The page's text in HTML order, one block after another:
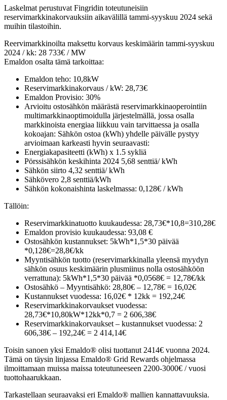
Laskelmat perustuvat Fingridin toteutuneisiin
reservimarkkinakorvauksiin aikavälillä tammi-syyskuu 2024 sekä
muihin tilastoihin.
Reervimarkkinoilta maksettu korvaus keskimäärin tammi-syyskuu
2024 / kk: 28 733€ / MW
Emaldon osalta tämä tarkoittaa:
Emaldon teho: 10,8kW
Reservimarkkinakorvaus / kW: 28,73€
Emaldon Provisio: 30%
Arvioitu ostosähkön määrästä reservimarkkinaoperointiin
multimarkkinaoptimoidulla järjestelmällä, jossa osalla
markkinoista energiaa liikkuu vain tarvittaessa ja osalla
kokoajan: Sähkön ostoa (kWh) yhdelle päivälle pystyy
arvioimaan karkeasti hyvin seuraavasti:
Energiakapasiteetti (kWh) x 1.5 sykliä
Pörssisähkön keskihinta 2024 5,68 senttiä/ kWh
Sähkön siirto 4,32 senttiä/ kWh
Sähkövero 2,8 senttiä/kWh
Sähkön kokonaishinta laskelmassa: 0,128€ / kWh
Tällöin:
Reservimarkkinatuotto kuukaudessa: 28,73€*10,8=310,28€
Emaldon provisio kuukaudessa: 93,08 €
Ostosähkön kustannukset: 5kWh*1,5*30 päivää
*0,128€=28,8€/kk
Myyntisähkön tuotto (reservimarkkinalla yleensä myydyn
sähkön osuus keskimäärin plusmiinus nolla ostosähköön
verrattuna): 5kWh*1,5*30 päivää *0,0568€ = 12,78€/kk
Ostosähkö – Myyntisähkö: 28,80€ – 12,78€ = 16,02€
Kustannukset vuodessa: 16,02€ * 12kk = 192,24€
Reservimarkkinakorvaukset vuodessa:
28,73€*10,80kW*12kk*0,7 = 2 606,38€
Reservimarkkinakorvaukset – kustannukset vuodessa: 2
606,38€ – 192,24€ = 2 414,14€
Toisin sanoen yksi Emaldo® olisi tuottanut 2414€ vuonna 2024.
Tämä on täysin linjassa Emaldo® Grid Rewards ohjelmassa
ilmoittamaan muissa maissa toteutuneeseen 2200-3000€ / vuosi
tuottohaarukkaan.
Tarkastellaan seuraavaksi eri Emaldo® mallien kannattavuuksia.